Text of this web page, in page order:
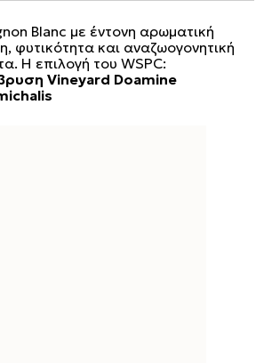
Blanc με έντονη αρωματική
φυτικότητα και αναζωογονητική
Η επιλογή του WSPC:
Vineyard Doamine